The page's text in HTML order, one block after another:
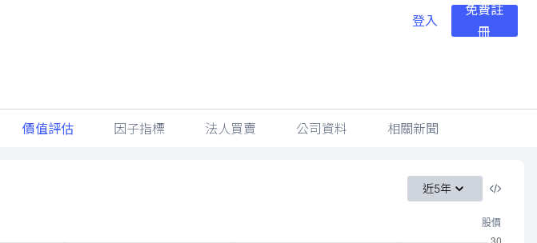
登入
免費註
冊
價值評估 因子指標 法人買賣 公司資料 相關新聞
近5年